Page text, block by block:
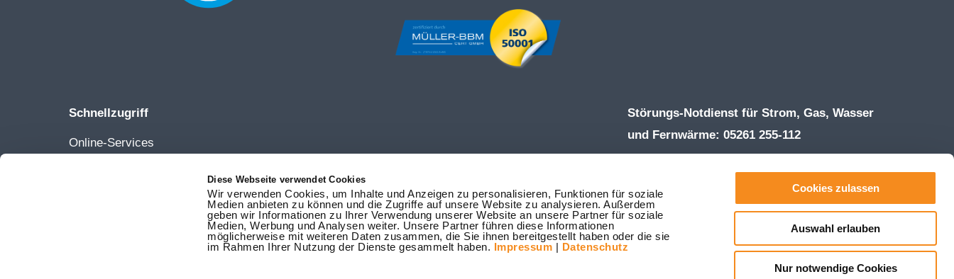
Diese Webseite verwendet Cookies
Wir verwenden Cookies, um Inhalte und Anzeigen zu personalisieren, Funktionen für soziale
Medien anbieten zu können und die Zugriffe auf unsere Website zu analysieren. Außerdem
geben wir Informationen zu Ihrer Verwendung unserer Website an unsere Partner für soziale
Medien, Werbung und Analysen weiter. Unsere Partner führen diese Informationen
möglicherweise mit weiteren Daten zusammen, die Sie ihnen bereitgestellt haben oder die sie
im Rahmen Ihrer Nutzung der Dienste gesammelt haben. Impressum | Datenschutz
Cookies zulassen
Auswahl erlauben
Nur notwendige Cookies
Schnellzugriff
Online-Services
Störungs-Notdienst für Strom, Gas, Wasser
und Fernwärme: 05261 255-112
Montag – Donnerstag 8:00 – 16:30 Uhr
Freitag 8:00 – 13:00 Uhr
Tel. 05261 255-255 | Fax 05261 255-203
WhatsApp 05261 255-0
info(at)stadtwerke-lemgo.de